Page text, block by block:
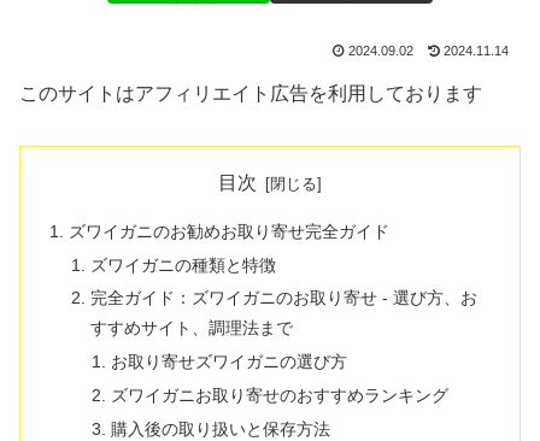
2024.09.02 2024.11.14
このサイトはアフィリエイト広告を利用しております
目次
ズワイガニのお勧めお取り寄せ完全ガイド
ズワイガニの種類と特徴
完全ガイド：ズワイガニのお取り寄せ - 選び方、お
すすめサイト、調理法まで
お取り寄せズワイガニの選び方
ズワイガニお取り寄せのおすすめランキング
購入後の取り扱いと保存方法